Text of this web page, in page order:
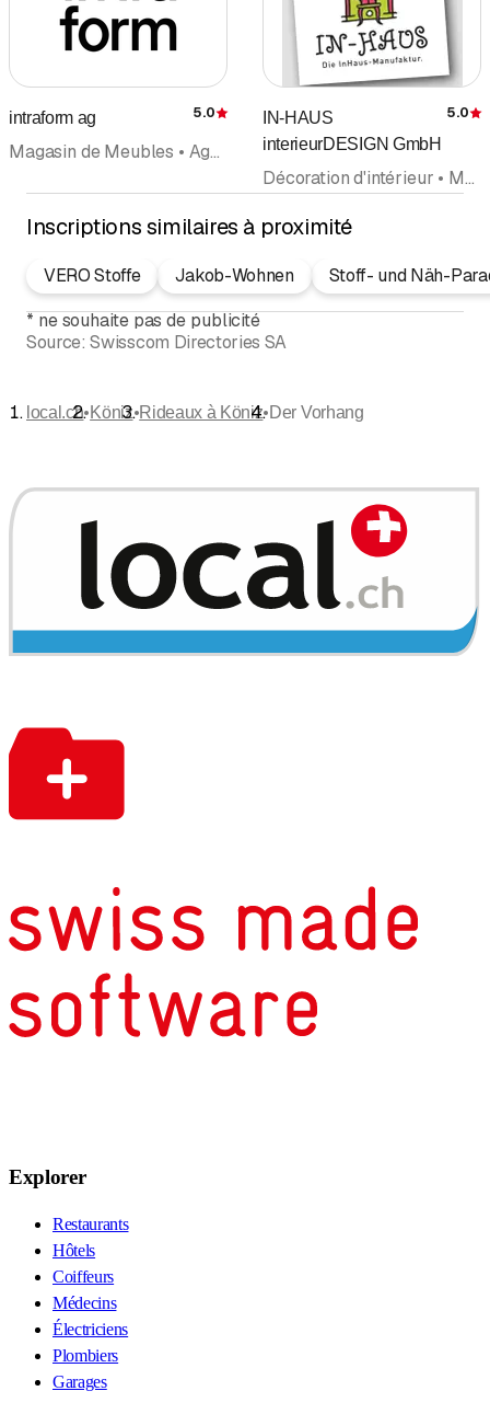
intraform ag Évaluation
5.0
Magasin de Meubles • Agencement d'intérieur • Architecture d'intérieur • Équipements de Bureau • Rideaux • Literie • Lits
IN-HAUS
interieurDESIGN GmbH
5.0
Décoration d'intérieur • Meubles rembourrés • Rideaux • Agencement d'intérieur
Inscriptions similaires à proximité
VERO Stoffe Jakob-Wohnen
Stoff- und Näh-
* ne souhaite pas de publicité
Source: Swisscom Directories SA
local.ch•Köniz•Rideaux à Köniz•Der Vorhang
Explorer
Restaurants
Hôtels
Coiffeurs
Médecins
Électriciens
Plombiers
Garages